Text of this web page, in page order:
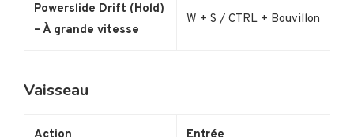
Powerslide Drift (Hold)
– À grande vitesse
W + S / CTRL + Bouvillon
Vaisseau